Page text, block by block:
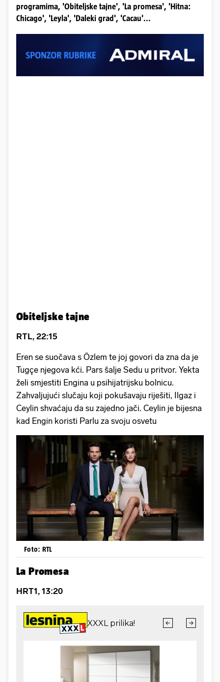
programima, 'Obiteljske tajne', 'La promesa', 'Hitna:
Chicago', 'Leyla', 'Daleki grad', 'Cacau'...
Obiteljske tajne
RTL, 22:15
Eren se suočava s Özlem te joj govori da zna da je
Tugçe njegova kći. Pars šalje Sedu u pritvor. Yekta
želi smjestiti Engina u psihijatrijsku bolnicu.
Zahvaljujući slučaju koji pokušavaju riješiti, Ilgaz i
Ceylin shvaćaju da su zajedno jači. Ceylin je bijesna
kad Engin koristi Parlu za svoju osvetu
Foto: RTL
La Promesa
HRT1, 13:20